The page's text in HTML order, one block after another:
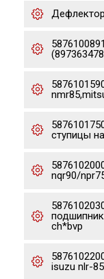
ступицы
nqr90/
ch*bvp
isuzu nlr-